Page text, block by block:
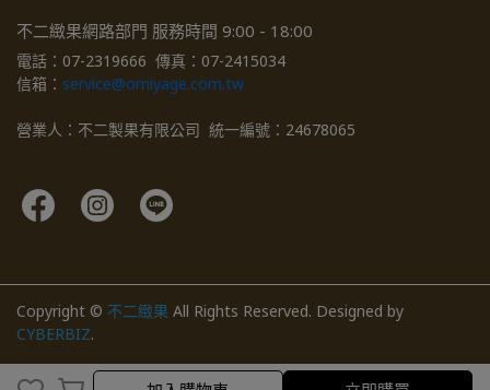
不二緻果網路部門 服務時間 9:00 - 18:00
電話：07-2319666  傳真：07-2415034
信箱： service@omiyage.com.tw
營業人：不二製果有限公司  統一編號：24678065
Copyright © 不二緻果 All Rights Reserved. Designed by
CYBERBIZ.